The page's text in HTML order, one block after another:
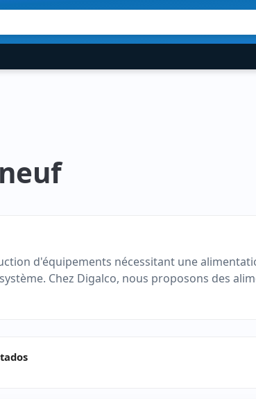
d'équipements nécessitant une
Chez Digalco, nous proposons des